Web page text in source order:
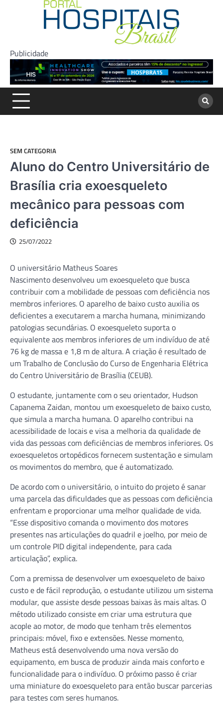
Publicidade
SEM CATEGORIA
Aluno do Centro Universitário de
Brasília cria exoesqueleto
mecânico para pessoas com
deficiência
25/07/2022
O universitário Matheus Soares
Nascimento desenvolveu um exoesqueleto que busca
contribuir com a mobilidade de pessoas com deficiência nos
membros inferiores. O aparelho de baixo custo auxilia os
deficientes a executarem a marcha humana, minimizando
patologias secundárias. O exoesqueleto suporta o
equivalente aos membros inferiores de um indivíduo de até
76 kg de massa e 1,8 m de altura. A criação é resultado de
um Trabalho de Conclusão do Curso de Engenharia Elétrica
do Centro Universitário de Brasília (CEUB).
O estudante, juntamente com o seu orientador, Hudson
Capanema Zaidan, montou um exoesqueleto de baixo custo,
que simula a marcha humana. O aparelho contribui na
acessibilidade de locais e visa a melhoria da qualidade de
vida das pessoas com deficiências de membros inferiores. Os
exoesqueletos ortopédicos fornecem sustentação e simulam
os movimentos do membro, que é automatizado.
De acordo com o universitário, o intuito do projeto é sanar
uma parcela das dificuldades que as pessoas com deficiência
enfrentam e proporcionar uma melhor qualidade de vida.
“Esse dispositivo comanda o movimento dos motores
presentes nas articulações do quadril e joelho, por meio de
um controle PID digital independente, para cada
articulação”, explica.
Com a premissa de desenvolver um exoesqueleto de baixo
custo e de fácil reprodução, o estudante utilizou um sistema
modular, que assiste desde pessoas baixas às mais altas. O
método utilizado consiste em criar uma estrutura que
acople ao motor, de modo que tenham três elementos
principais: móvel, fixo e extensões. Nesse momento,
Matheus está desenvolvendo uma nova versão do
equipamento, em busca de produzir ainda mais conforto e
funcionalidade para o indivíduo. O próximo passo é criar
uma miniature do exoesqueleto para então buscar parcerias
para testes com seres humanos.